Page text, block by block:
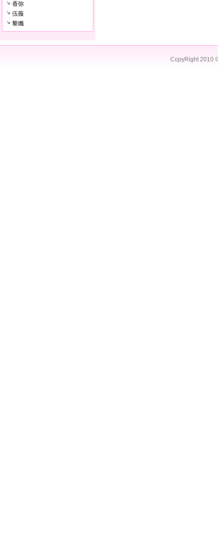
香弥
伍薇
黎孅
CopyRight 2010